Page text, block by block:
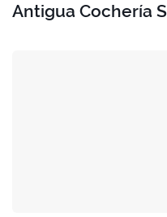
Antigua Cochería